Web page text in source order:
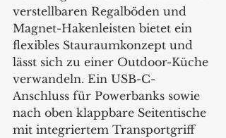
verstellbaren Regalböden und
Magnet-Hakenleisten bietet ein
flexibles Stauraumkonzept und
lässt sich zu einer Outdoor-Küche
verwandeln. Ein USB-C-
Anschluss für Powerbanks sowie
nach oben klappbare Seitentische
mit integriertem Transportgriff